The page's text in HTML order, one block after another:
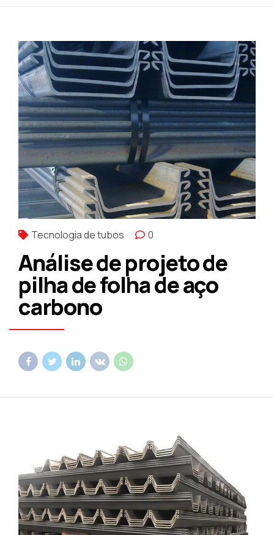
Tecnologia de tubos 0
Análise de projeto de
pilha de folha de aço
carbono